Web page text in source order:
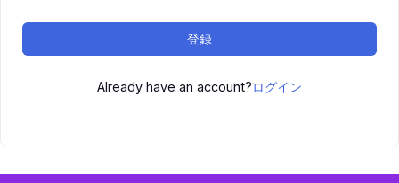
登録
Already have an account?ログイン